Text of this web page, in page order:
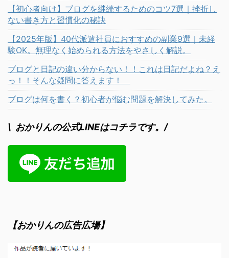
【初心者向け】ブログを継続するためのコツ7選｜挫折し
ない書き方と習慣化の秘訣
【2025年版】40代派遣社員におすすめの副業9選｜未経
験OK。無理なく始められる方法をやさしく解説。
ブログと日記の違い分からない！！これは日記だよね？え
っ！！そんな疑問に答えます！
ブログは何を書く？初心者が悩む問題を解決してみた。
\ おかりんの公式LINEはコチラです。/
【おかりんの広告広場】